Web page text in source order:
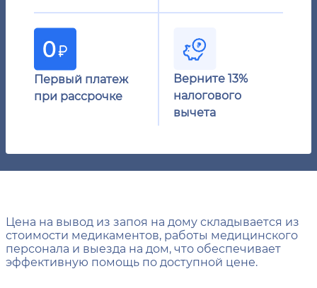
Первый платеж
при рассрочке
Верните 13%
налогового
вычета
Цена на вывод из запоя на дому складывается из
стоимости медикаментов, работы медицинского
персонала и выезда на дом, что обеспечивает
эффективную помощь по доступной цене.